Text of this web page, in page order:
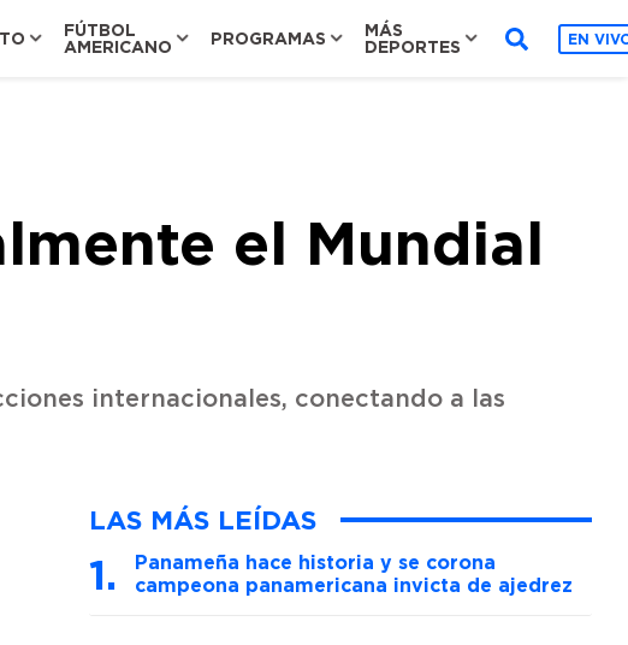
FÚTBOL
AMERICANO
PROGRAMAS
MÁS
DEPORTES
EN
el Mundial
internacionales, conectando a las
LAS MÁS LEÍDAS
Panameña hace historia y se corona
campeona panamericana invicta de ajedrez